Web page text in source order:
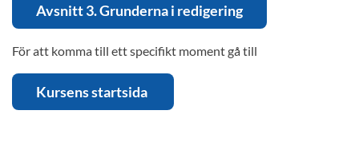
Avsnitt 3. Grunderna i redigering
För att komma till ett specifikt moment gå till
Kursens startsida